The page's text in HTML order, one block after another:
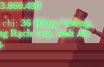
36 Hùng Vương,
Rạch Giá, tỉnh An